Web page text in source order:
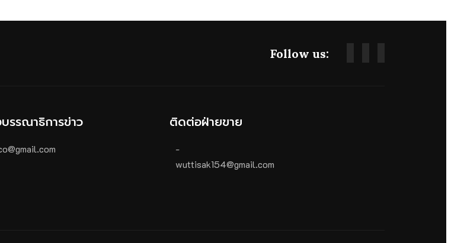
Follow us:
รรณาธิการข่าว ติดต่อฝ่ายขาย
-
wuttisak154@gmail.com